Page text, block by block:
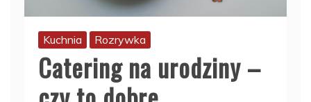
Kuchnia Rozrywka
Catering na urodziny –